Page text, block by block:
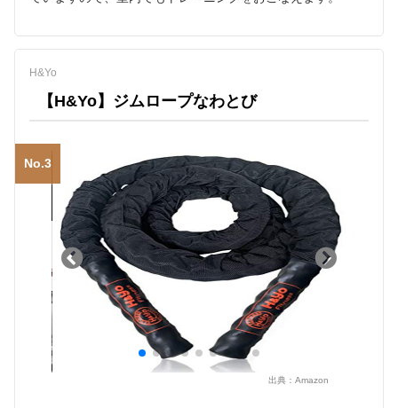
H&Yo
【H&Yo】ジムロープなわとび
No.3
出典： Amazon